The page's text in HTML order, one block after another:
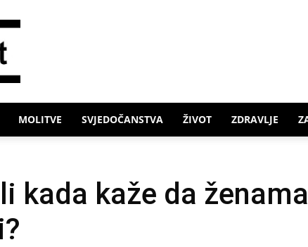
MOLITVE SVJEDOČANSTVA ŽIVOT ZDRAVLJE
kada kaže da